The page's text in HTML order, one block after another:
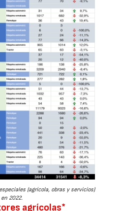
(agrícola, obras y servicios)
en 2022.
agrícolas*